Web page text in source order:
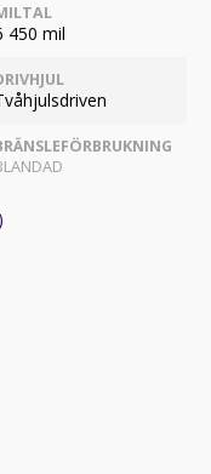
450 mil